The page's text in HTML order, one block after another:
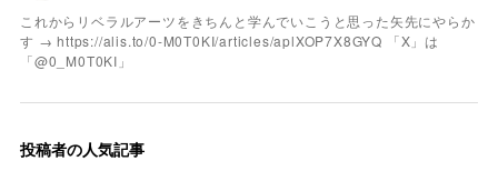
これからリベラルアーツをきちんと学んでいこうと思った矢先にやらか
す → https://alis.to/0-M0T0KI/articles/aplXOP7X8GYQ 「X」は
「@0_M0T0KI」
投稿者の人気記事